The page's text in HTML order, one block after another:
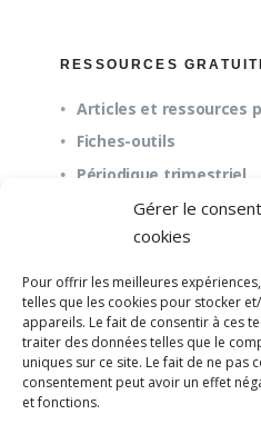
Gérer le
cookies
Pour offrir les meilleures
telles que les cookies pour stocker
appareils. Le fait de consentir à ces
traiter des données telles que le
uniques sur ce site. Le fait de ne pas
consentement peut avoir un effet
et fonctions.
RESSOURCES
Articles et ressources
Fiches-outils
Périodique trimestriel
À propos
Questions fréquentes
Mission et pédagogie